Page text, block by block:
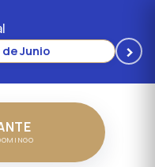
de Junio ›